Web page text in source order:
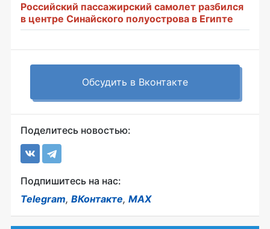
Российский пассажирский самолет разбился
в центре Синайского полуострова в Египте
Обсудить в Вконтакте
Поделитесь новостью:
Подпишитесь на нас:
Telegram, ВКонтакте, MAX